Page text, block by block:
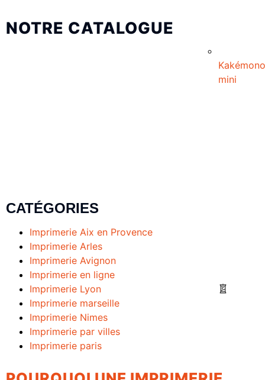
Kakémono
mini
NOTRE CATALOGUE
CATÉGORIES
Imprimerie Aix en Provence
Imprimerie Arles
Imprimerie Avignon
Imprimerie en ligne
Imprimerie Lyon
Imprimerie marseille
Imprimerie Nimes
Imprimerie par villes
Imprimerie paris